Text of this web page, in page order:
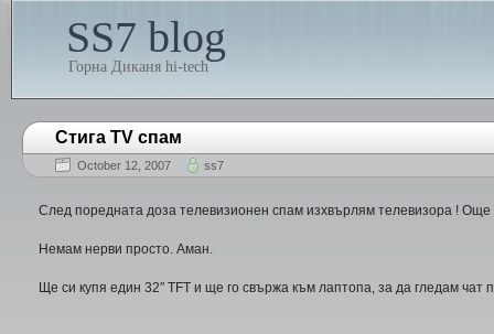
SS7 blog
Горна Диканя hi-tech
Стига TV спам
October 12, 2007 ss7
След поредната доза телевизионен спам изхвърлям телевизора ! Още
Немам нерви просто. Аман.
Ще си купя един 32″ TFT и ще го свържа към лаптопа, за да гледам